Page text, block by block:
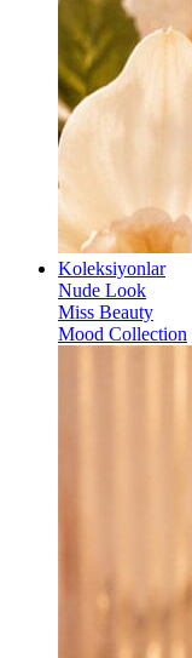
Koleksiyonlar
Nude Look
Miss Beauty
Mood Collection